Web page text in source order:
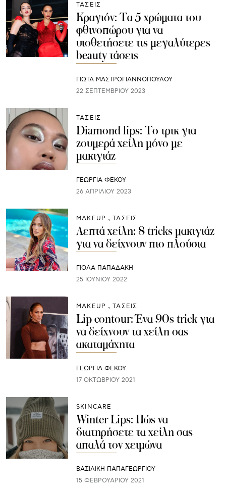
ΤΑΣΕΙΣ
Κραγιόν: Τα 5 χρώματα του
φθινοπώρου για να
υιοθετήσετε τις μεγαλύτερες
beauty τάσεις
ΓΙΩΤΑ ΜΑΣΤΡΟΓΙΑΝΝΟΠΟΥΛΟΥ
22 ΣΕΠΤΕΜΒΡΊΟΥ 2023
ΤΑΣΕΙΣ
Diamond lips: Το τρικ για
ζουμερά χείλη μόνο με
μακιγιάζ
ΓΕΩΡΓΙΑ ΦΕΚΟΥ
26 ΑΠΡΙΛΊΟΥ 2023
ΜAKEUP ΤΑΣΕΙΣ
Λεπτά χείλη: 8 tricks μακιγιάζ
για να δείχνουν πιο πλούσια
ΓΙΌΛΑ ΠΑΠΑΔΆΚΗ
25 ΙΟΥΝΊΟΥ 2022
ΜAKEUP ΤΑΣΕΙΣ
Lip contour: Ένα 90s trick για
να δείχνουν τα χείλη σας
ακαταμάχητα
ΓΕΩΡΓΙΑ ΦΕΚΟΥ
17 ΟΚΤΩΒΡΊΟΥ 2021
SKINCARE
Winter Lips: Πώς να
διατηρήσετε τα χείλη σας
απαλά τον χειμώνα
ΒΑΣΙΛΙΚΗ ΠΑΠΑΓΕΩΡΓΙΟΥ
15 ΦΕΒΡΟΥΑΡΊΟΥ 2021